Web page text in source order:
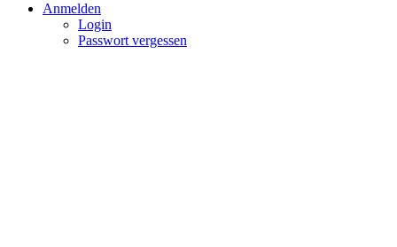
Anmelden
Login
Passwort vergessen